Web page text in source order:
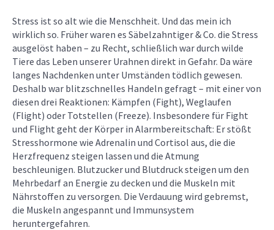
Stress ist so alt wie die Menschheit. Und das mein ich
wirklich so. Früher waren es Säbelzahntiger & Co. die Stress
ausgelöst haben – zu Recht, schließlich war durch wilde
Tiere das Leben unserer Urahnen direkt in Gefahr. Da wäre
langes Nachdenken unter Umständen tödlich gewesen.
Deshalb war blitzschnelles Handeln gefragt – mit einer von
diesen drei Reaktionen: Kämpfen (Fight), Weglaufen
(Flight) oder Totstellen (Freeze). Insbesondere für Fight
und Flight geht der Körper in Alarmbereitschaft: Er stößt
Stresshormone wie Adrenalin und Cortisol aus, die die
Herzfrequenz steigen lassen und die Atmung
beschleunigen. Blutzucker und Blutdruck steigen um den
Mehrbedarf an Energie zu decken und die Muskeln mit
Nährstoffen zu versorgen. Die Verdauung wird gebremst,
die Muskeln angespannt und Immunsystem
heruntergefahren.